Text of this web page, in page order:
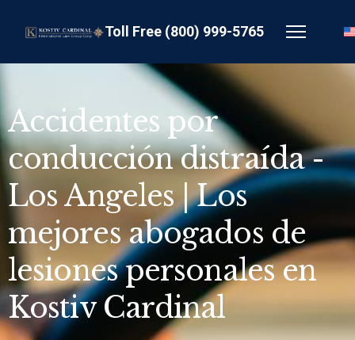
Toll Free (800) 999-5765
Accidentes por
conducción distraída -
Los Angeles | Los
mejores abogados de
lesiones personales en
Kostiv Cardinal